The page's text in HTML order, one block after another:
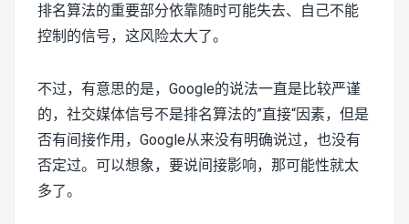
排名算法的重要部分依靠随时可能失去、自己不能
控制的信号，这风险太大了。
不过，有意思的是，Google的说法一直是比较严谨
的，社交媒体信号不是排名算法的”直接“因素，但是
否有间接作用，Google从来没有明确说过，也没有
否定过。可以想象，要说间接影响，那可能性就太
多了。